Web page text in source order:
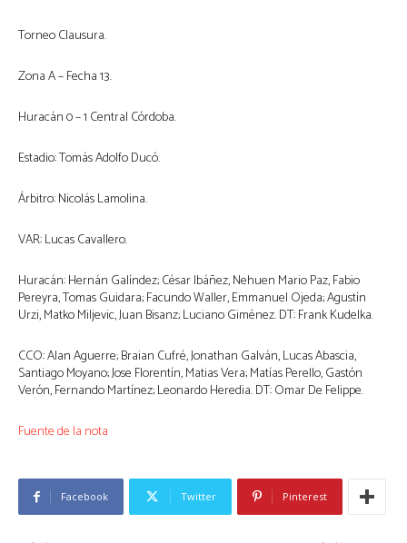
Torneo Clausura.
Zona A – Fecha 13.
Huracán 0 – 1 Central Córdoba.
Estadio: Tomás Adolfo Ducó.
Árbitro: Nicolás Lamolina.
VAR: Lucas Cavallero.
Huracán: Hernán Galíndez; César Ibáñez, Nehuen Mario Paz, Fabio
Pereyra, Tomas Guidara; Facundo Waller, Emmanuel Ojeda; Agustín
Urzi, Matko Miljevic, Juan Bisanz; Luciano Giménez. DT: Frank Kudelka.
CCO: Alan Aguerre; Braian Cufré, Jonathan Galván, Lucas Abascia,
Santiago Moyano; Jose Florentín, Matias Vera; Matías Perello, Gastón
Verón, Fernando Martínez; Leonardo Heredia. DT: Omar De Felippe.
Fuente de la nota
Facebook Twitter Pinterest